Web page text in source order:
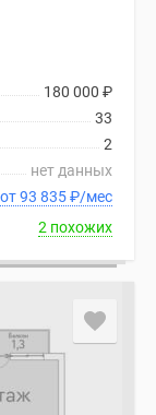
180 000 ₽
33
2
нет данных
В ипотеку от 93 835₽/мес
2 похожих